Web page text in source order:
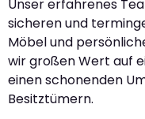
Unser erfahrenes
sicheren und
Möbel und
wir großen Wert auf
einen schonenden
Besitztümern.